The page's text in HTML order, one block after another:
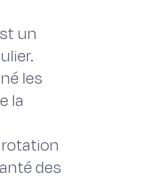
un
les
la
des